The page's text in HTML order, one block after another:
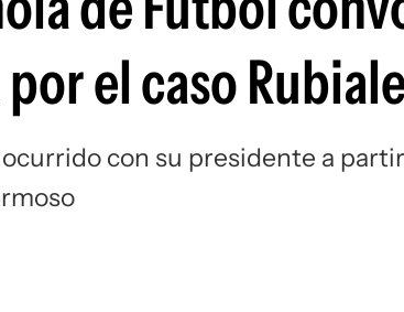
el caso
con su presidente a partir